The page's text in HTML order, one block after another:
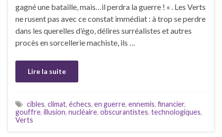
gagné une bataille, mais…il perdra la guerre ! « . Les Verts
ne rusent pas avec ce constat immédiat : à trop se perdre
dans les querelles d’égo, délires surréalistes et autres
procès en sorcellerie machiste, ils …
Lire la suite
cibles, climat, échecs, en guerre, ennemis, financier,
gouffre, illusion, nucléaire, obscurantistes, technologiques,
Verts